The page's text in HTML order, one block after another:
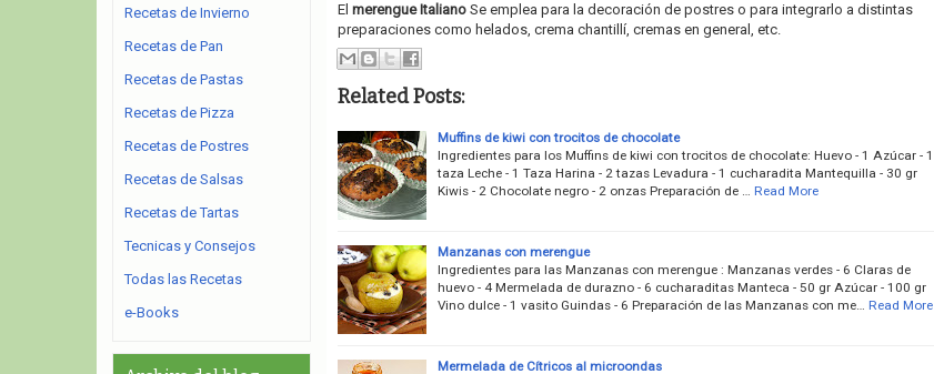
El merengue ItalianoSe emplea para la decoración de postres o para integrarlo a distintas
preparaciones como helados, crema chantillí, cremas en general, etc.
Related Posts:
Muffins de kiwi con trocitos de chocolate
Ingredientes para los Muffins de kiwi con trocitos de chocolate: Huevo - 1 Azúcar - 1
taza Leche - 1 Taza Harina - 2 tazas Levadura - 1 cucharadita Mantequilla - 30 gr
Kiwis - 2 Chocolate negro - 2 onzas Preparación de …
Read More
Manzanas con merengue
Ingredientes para las Manzanas con merengue : Manzanas verdes - 6 Claras de
huevo - 4 Mermelada de durazno - 6 cucharaditas Manteca - 50 gr Azúcar - 100 gr
Vino dulce - 1 vasito Guindas - 6 Preparación de las Manzanas con me…
Read More
Mermelada de Cítricos al microondas
Recetas de Invierno
Recetas de Pan
Recetas de Pastas
Recetas de Pizza
Recetas de Postres
Recetas de Salsas
Recetas de Tartas
Tecnicas y Consejos
Todas las Recetas
e-Books